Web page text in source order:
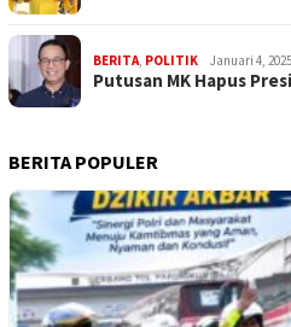
BERITA, POLITIK Januari 4, 2025
Putusan MK Hapus
BERITA POPULER